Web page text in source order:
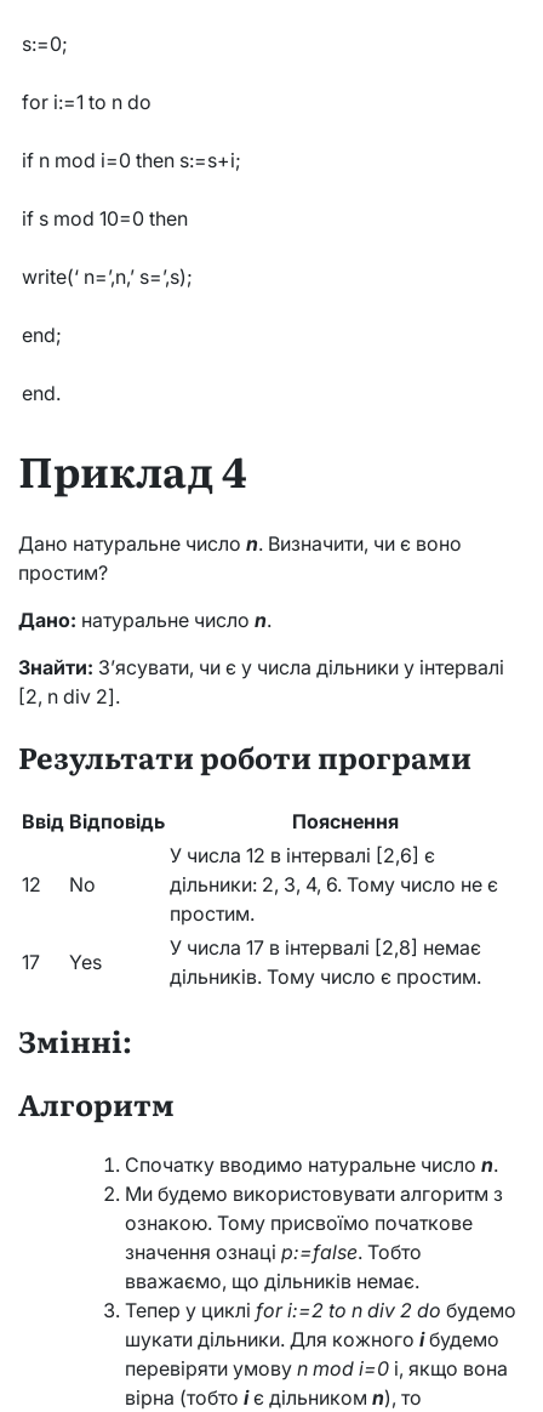
s:=0;
for i:=1 to n do
if n mod i=0 then s:=s+i;
if s mod 10=0 then
write(‘ n=’,n,’ s=’,s);
end;
end.
Приклад 4
Дано натуральне число n. Визначити, чи є воно
простим?
Дано: натуральне число n.
Знайти: З’ясувати, чи є у числа дільники у інтервалі
[2, n div 2].
Результати роботи програми
Ввід Відповідь Пояснення
12 No
У числа 12 в інтервалі [2,6] є
дільники: 2, 3, 4, 6. Тому число не є
простим.
17
Yes
У числа 17 в інтервалі [2,8] немає
дільників. Тому число є простим.
Змінні:
Алгоритм
Спочатку вводимо натуральне число n.
Ми будемо використовувати алгоритм з
ознакою. Тому присвоїмо початкове
значення ознаці p:=false. Тобто
вважаємо, що дільників немає.
Тепер у циклі for i:=2 to n div 2 do будемо
шукати дільники. Для кожного iбудемо
перевіряти умову n mod i=0 і, якщо вона
вірна (тобто iє дільником n), то